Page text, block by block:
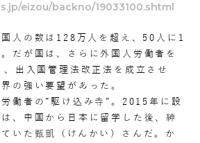
eizou/backno/19033100.shtml
人の数は128万人を超え、50人に1
だが国は、さらに外国人労働者を
出入国管理法改正法を成立させ
の強い要望があった。
働者の”駆け込み寺”。2015年に設
、中国から日本に留学した後、紳
いた甄凱（けんかい）さんだ。か